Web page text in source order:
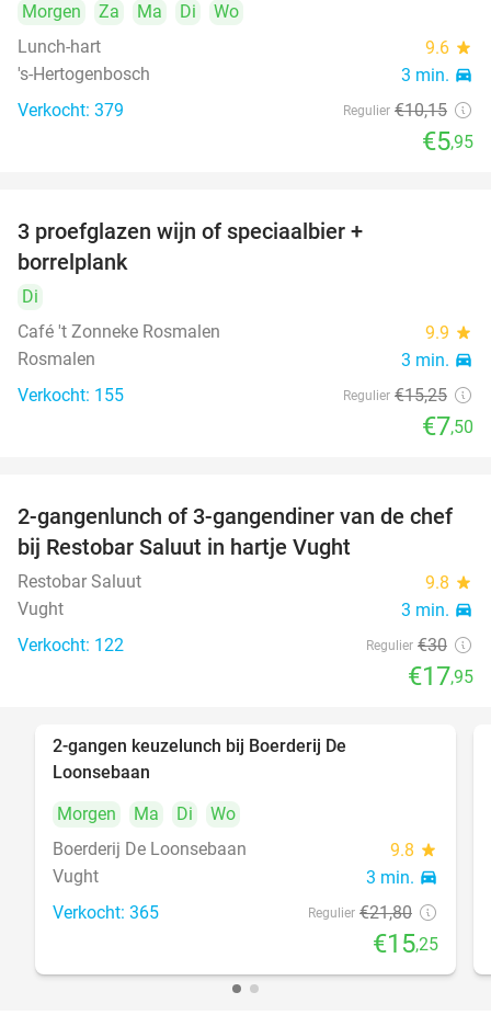
Morgen Za Ma Di
Wo
Lunch-hart
9.6 star
's-Hertogenbosch 3 min. directions_car
Verkocht: 379 Regulier €10,15
€5,95
3 proefglazen wijn of speciaalbier +
borrelplank
Di
Café 't Zonneke Rosmalen
9.9 star
Rosmalen 3 min. directions_car
Verkocht: 155 Regulier €15,25
€7,50
40%
2-gangenlunch of 3-gangendiner van de chef
bij Restobar Saluut in hartje Vught
Restobar Saluut 9.8 star
Vught 3 min. directions_car
Verkocht: 122 Regulier €30
€17,95
2-gangen keuzelunch bij Boerderij De
Loonsebaan
Morgen
Ma Di
Wo
Boerderij De Loonsebaan
9.8 star
Vught 3 min. directions_car
Verkocht: 365 Regulier €21,80
€15,25